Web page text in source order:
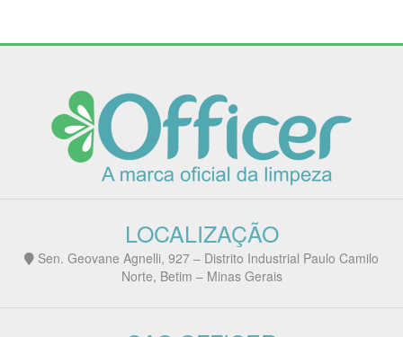
LOCALIZAÇÃO
Sen. Geovane Agnelli, 927 – Distrito Industrial Paulo Camilo
Norte, Betim – Minas Gerais